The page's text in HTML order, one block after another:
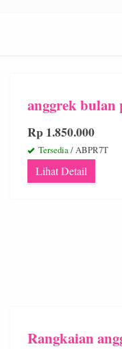
anggrek
Rp 1.850.000
Tersedia / ABPR7T
Lihat Detail
Rangkaian